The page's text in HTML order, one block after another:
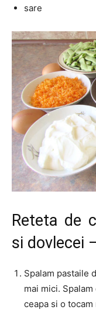
sare
Reteta de
si dovlecei
Spalam pastaile
mai mici.
ceapa si o